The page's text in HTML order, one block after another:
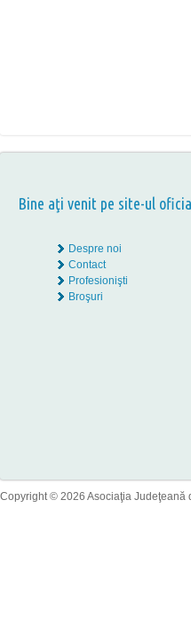
Bine aţi venit pe site-ul
Despre noi
Contact
Profesionişti
Broşuri
Copyright © 2026 Asociaţia Judeţeană